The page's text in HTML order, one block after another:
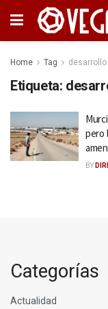
Home Tag
Etiqueta:
pero
BY
Categorías
Actualidad